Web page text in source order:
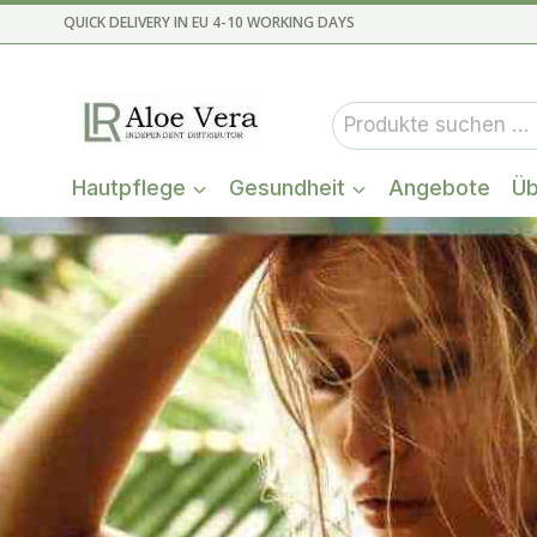
Inhalt
QUICK DELIVERY IN EU 4-10 WORKING DAYS
Suchen
nach:
Hautpflege Gesundheit Angebote